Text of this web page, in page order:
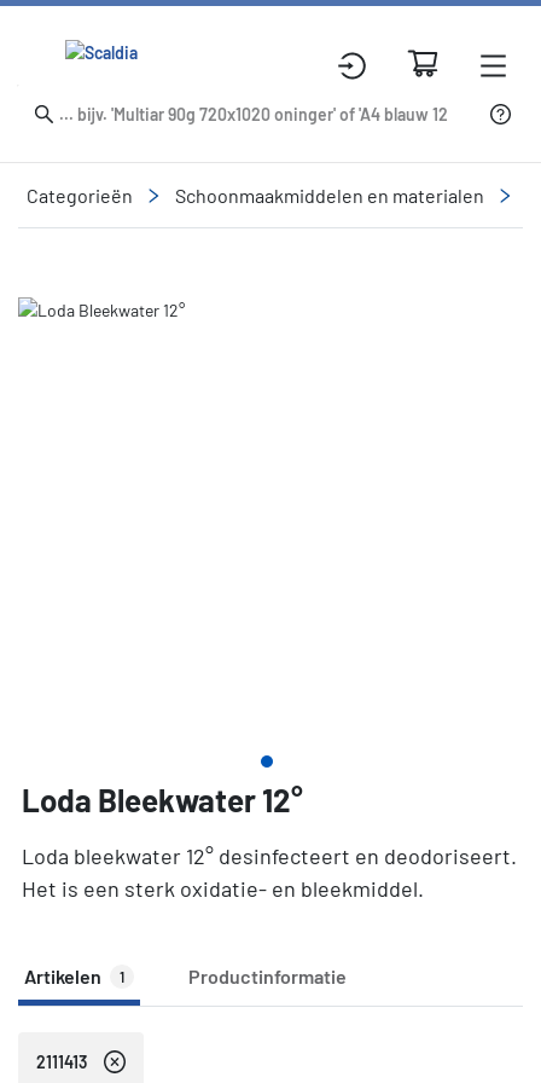
Categorieën Schoonmaakmiddelen en materialen
Slide 1 of 1
Loda Bleekwater 12°
Loda bleekwater 12° desinfecteert en deodoriseert.
Het is een sterk oxidatie- en bleekmiddel.
Artikelen 1 Productinformatie
2111413